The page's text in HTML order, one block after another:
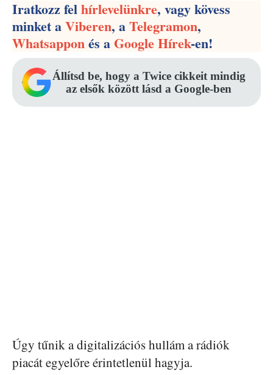
Iratkozz felhírlevelünkre, vagy kövess
minket aViberen, aTelegramon,
Whatsapponés aGoogle Hírek-en!
Állítsd be, hogy a Twice cikkeit mindig
az elsők között lásd a Google-ben
Úgy tűnik a digitalizációs hullám a rádiók
piacát egyelőre érintetlenül hagyja.